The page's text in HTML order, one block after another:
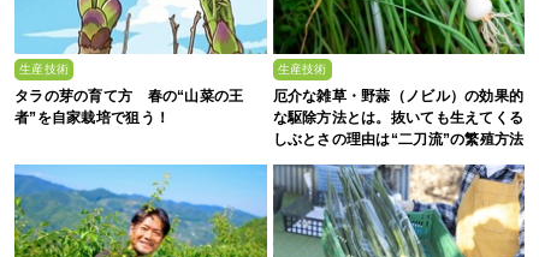
生産技術
タラの芽の育て方 春の“山菜の王
者”を自家栽培で狙う！
生産技術
厄介な雑草・野蒜（ノビル）の効果的
な駆除方法とは。抜いても生えてくる
しぶとさの理由は“二刀流”の繁殖方法